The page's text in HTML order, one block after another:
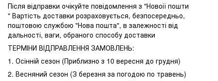
Після відправки очікуйте повідомлення з "Новоії пошти
" Вартість доставки розраховується, безпосередньо,
поштовою службою "Нова пошта", в залежності від
дальності, ваги, обраного способу доставки
ТЕРМІНИ ВІДПРАВЛЕННЯ ЗАМОВЛЕНЬ:
1. Осінній сезон (Приблизно з 10 вересня до грудня)
2. Весняний сезон (З березня за погодою по травень)